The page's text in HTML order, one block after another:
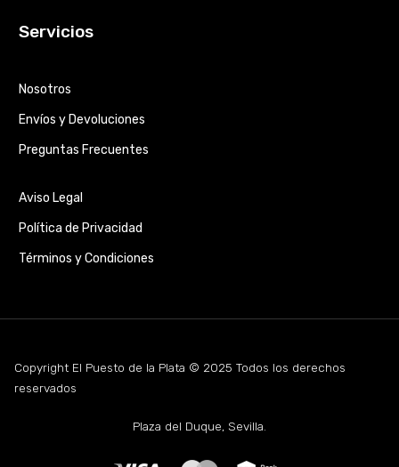
Servicios
Nosotros
Envíos y Devoluciones
Preguntas Frecuentes
Aviso Legal
Política de Privacidad
Términos y Condiciones
Copyright El Puesto de la Plata © 2025 Todos los derechos
reservados
Plaza del Duque, Sevilla.